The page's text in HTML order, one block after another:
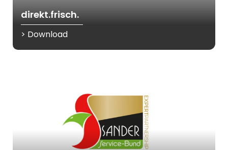
direkt.frisch.
> Download